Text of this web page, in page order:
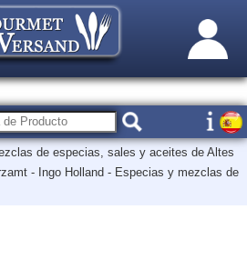
de especias, sales y aceites de Altes
- Ingo Holland - Especias y mezclas de